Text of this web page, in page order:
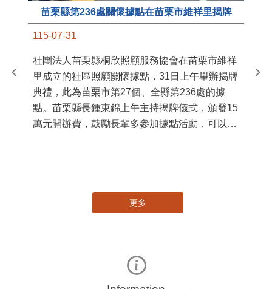
苗栗縣第236處關懷據點在苗栗市維祥里揭牌
115-07-31
社團法人苗栗縣桐欣照顧服務協會在苗栗市維祥
里成立的社區照顧關懷據點，31日上午舉辦揭牌
典禮，此為苗栗市第27個、全縣第236處的據
點。苗栗縣長鍾東錦上午主持揭牌儀式，頒發15
萬元開辦費，鼓勵長輩多參加據點活動，可以更
苗
更多